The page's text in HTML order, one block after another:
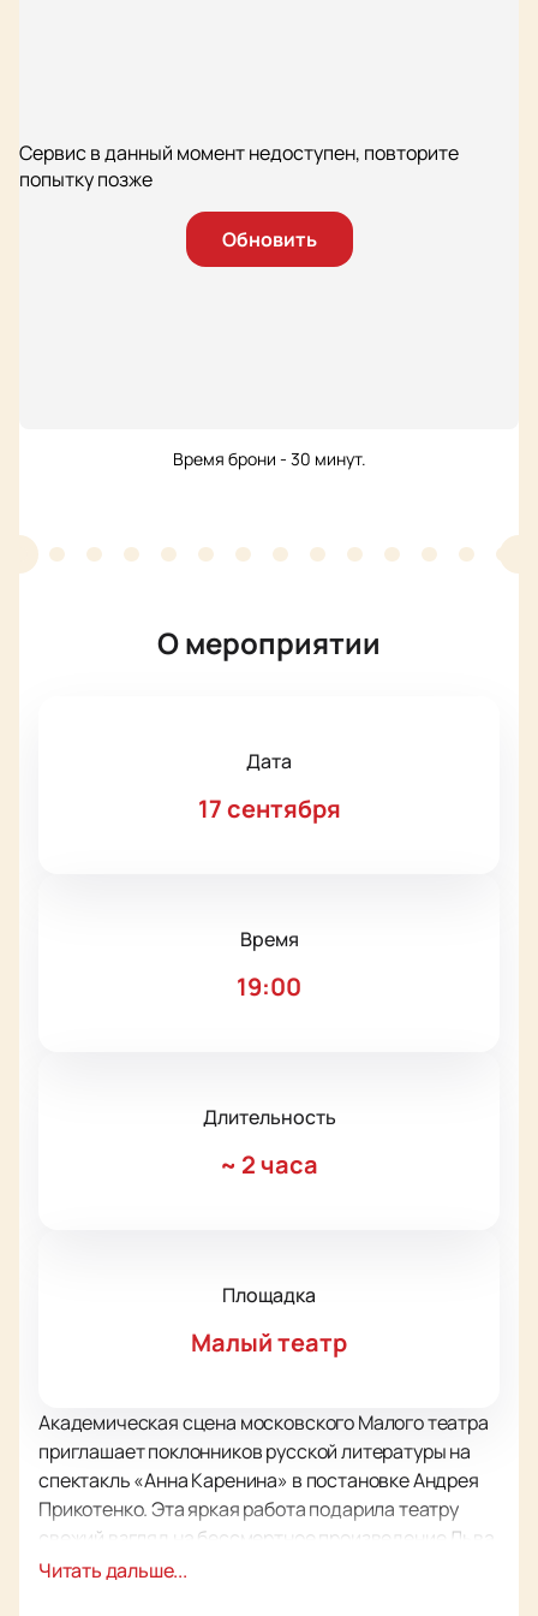
Сервис в данный момент недоступен, повторите
попытку позже
Обновить
Время брони - 30 минут.
О мероприятии
Дата
17 сентября
Время
19:00
Длительность
~ 2 часа
Площадка
Малый театр
Академическая сцена московского Малого театра
приглашает поклонников русской литературы на
спектакль «Анна Каренина» в постановке Андрея
Прикотенко. Эта яркая работа подарила театру
свежий взгляд на бессмертное произведение Льва
Толстого.Билеты на спектакль
Читать дальше...